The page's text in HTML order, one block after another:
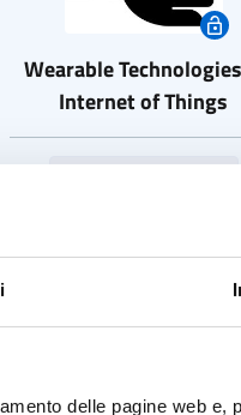
delle pagine web e,
Wearable
Internet of Things